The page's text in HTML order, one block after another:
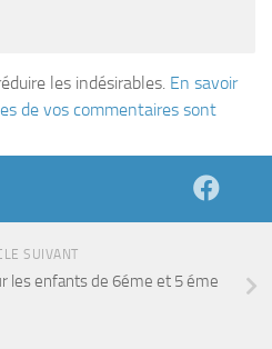
les indésirables. En savoir
de vos commentaires sont
SUIVANT
les enfants de 6éme et 5 éme